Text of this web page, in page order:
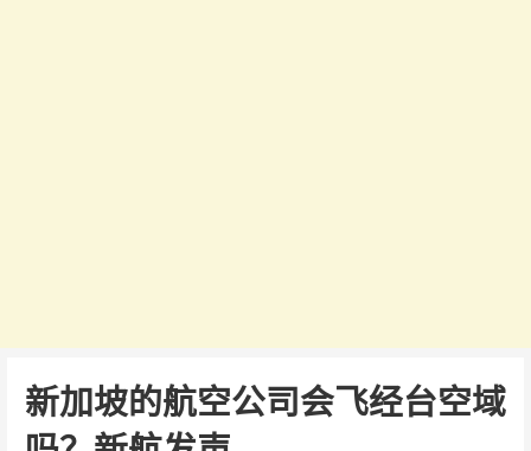
新加坡的航空公司会飞经台空域